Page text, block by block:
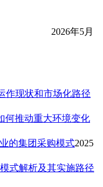
2026年5月
作现状和市场化路径
何推动重大环境变化
的集团采购模式2025
式解析及其实施路径